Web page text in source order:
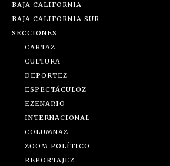
BAJA CALIFORNIA
BAJA CALIFORNIA SUR
SECCIONES
CARTAZ
CULTURA
DEPORTEZ
ESPECTÁCULOZ
EZENARIO
INTERNACIONAL
COLUMNAZ
ZOOM POLÍTICO
REPORTAJEZ